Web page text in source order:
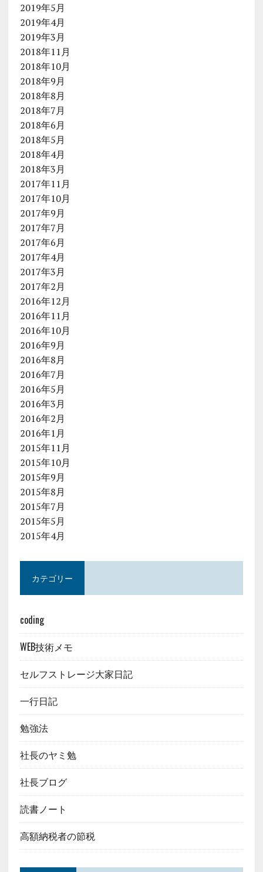
2019年5月
2019年4月
2019年3月
2018年11月
2018年10月
2018年9月
2018年8月
2018年7月
2018年6月
2018年5月
2018年4月
2018年3月
2017年11月
2017年10月
2017年9月
2017年7月
2017年6月
2017年4月
2017年3月
2017年2月
2016年12月
2016年11月
2016年10月
2016年9月
2016年8月
2016年7月
2016年5月
2016年3月
2016年2月
2016年1月
2015年11月
2015年10月
2015年9月
2015年8月
2015年7月
2015年5月
2015年4月
カテゴリー
coding
WEB技術メモ
セルフストレージ大家日記
一行日記
勉強法
社長のヤミ勉
社長ブログ
読書ノート
高額納税者の節税